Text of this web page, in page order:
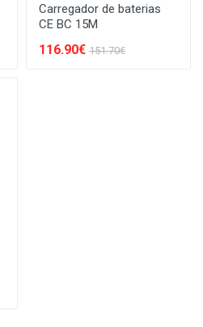
Carregador de baterias
CE BC 15M
116.90€ 151.70€